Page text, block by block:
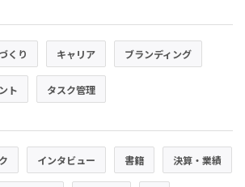
くり キャリア ブランディング
ト タスク管理
インタビュー 書籍 決算・業績